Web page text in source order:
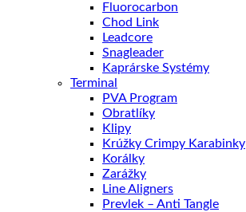
Fluorocarbon
Chod Link
Leadcore
Snagleader
Kaprárske Systémy
Terminal
PVA Program
Obratlíky
Klipy
Krúžky Crimpy Karabinky
Korálky
Zarážky
Line Aligners
Prevlek – Anti Tangle